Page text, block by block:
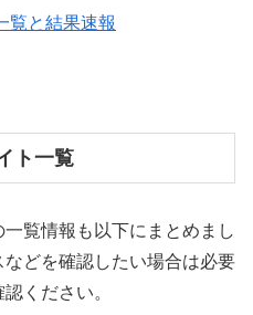
覧と結果速報
ト一覧
覧情報も以下にまとめまし
どを確認したい場合は必要
ください。